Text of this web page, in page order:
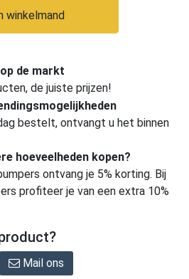
winkelmand
de markt
de juiste prijzen!
bestelt, ontvangt u het binnen
hoeveelheden kopen?
ontvang je 5% korting. Bij
profiteer je van een extra 10%
Mail ons